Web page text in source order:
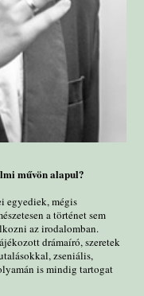
művön alapul?
egyediek, mégis
a történet sem
az irodalomban.
drámaíró, szeretek
zseniális,
is mindig tartogat